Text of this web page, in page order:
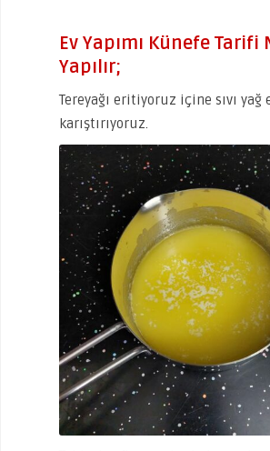
Ev Yapımı Künefe Tarifi
Yapılır;
Tereyağı eritiyoruz içine sıvı yağ
karıştırıyoruz.